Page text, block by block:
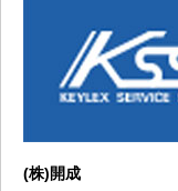
(株)開成